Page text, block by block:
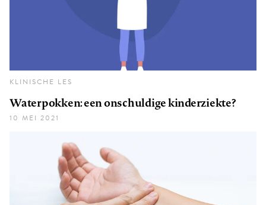
KLINISCHE LES
Waterpokken: een onschuldige kinderziekte?
10 MEI 2021